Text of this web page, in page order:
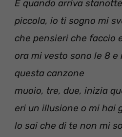
E quando arriva stanotte
piccola, io ti sogno mi
che pensieri che faccio
ora mi vesto sono le 8
questa canzone
muoio, tre, due, inizia
eri un illusione o mi hai
lo sai che di te non mi